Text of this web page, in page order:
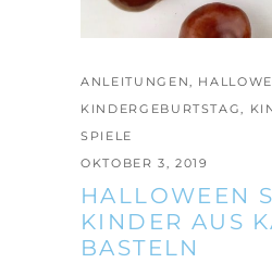
ANLEITUNGEN,
KINDERGEBURTSTAG,
SPIELE
OKTOBER 3, 2019
HALLOWEEN
KINDER AUS
BASTELN